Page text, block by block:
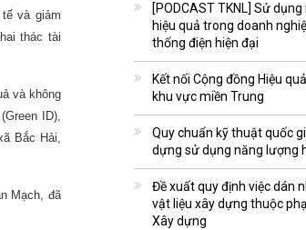
và giảm
thác tài
và không
ID),
Bắc Hải,
Mạch, đã
[PODCAST TKNL] Sử
hiệu quả trong doanh
thống điện hiện đại
Kết nối Cộng đồng Hiệu
khu vực miền Trung
Quy chuẩn kỹ thuật quốc
dựng sử dụng năng lượng
Đề xuất quy định việc dán
vật liệu xây dựng thuộc
Xây dựng